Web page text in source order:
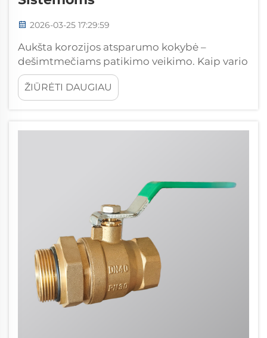
2026-03-25 17:29:59
Aukšta korozijos atsparumo kokybė –
dešimtmečiams patikimo veikimo. Kaip vario
lydinio (latuno) vamzdynų jungtys
pranašesnės už vario, PVC ir cinkuoto plieno
jungtis drėgnoje, chloruotoje ir kintamo pH
jungtys išsiskiria dėl aukšto korozijos
ŽIŪRĖTI DAUGIAU